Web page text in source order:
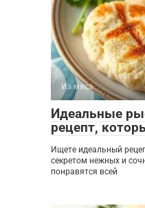
Из мяса
Идеальные
рецепт,
Ищете идеальный
секретом нежных и
понравятся всей